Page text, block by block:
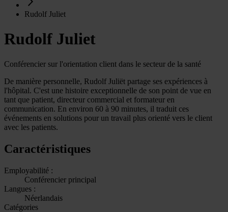
Rudolf Juliet
Rudolf Juliet
Conférencier sur l'orientation client dans le secteur de la santé
De manière personnelle, Rudolf Juliët partage ses expériences à
l'hôpital. C'est une histoire exceptionnelle de son point de vue en
tant que patient, directeur commercial et formateur en
communication. En environ 60 à 90 minutes, il traduit ces
événements en solutions pour un travail plus orienté vers le client
avec les patients.
Caractéristiques
Employabilité :
Conférencier principal
Langues :
Néerlandais
Catégories